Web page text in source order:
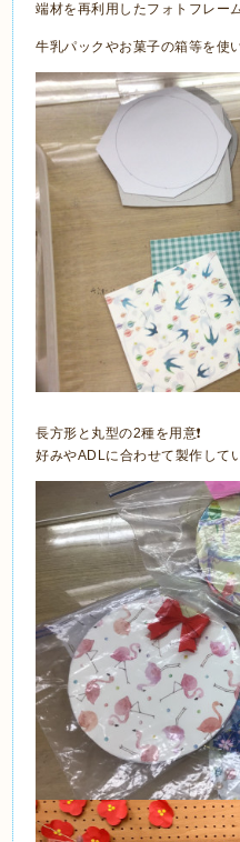
端材を再利用したフォトフレー
牛乳パックやお菓子の箱等を使
長方形と丸型の2種を用意❗️
好みやADLに合わせて製作して